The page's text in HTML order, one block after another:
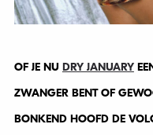
OF JE NU DRY JANUARY
ZWANGER BENT OF
BONKEND HOOFD DE